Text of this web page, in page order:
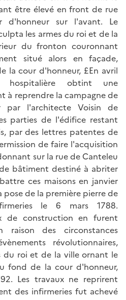
être élevé en front de rue
sur l'avant. Le
les armes du roi et de la
du fronton couronnant
situé alors en façade,
la cour d'honneur, £En avril
hospitalière obtint une
à reprendre la campagne de
l'architecte Voisin de
parties de l'édifice restant
par des lettres patentes de
de faire l'acquisition
sur la rue de Canteleu
bâtiment destiné à abriter
ces maisons en janvier
de la première pierre de
le 6 mars 1788.
de construction en furent
raison des circonstances
révolutionnaires,
du roi et de la ville ornant le
fond de la cour d'honneur,
Les travaux ne reprirent
des infirmeries fut achevé